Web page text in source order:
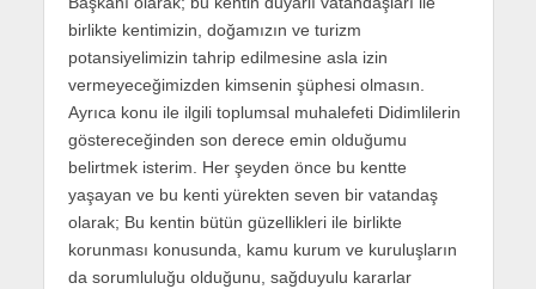
birlikte kentimizin, doğamızın ve turizm
potansiyelimizin tahrip edilmesine asla izin
vermeyeceğimizden kimsenin şüphesi olmasın.
Ayrıca konu ile ilgili toplumsal muhalefeti Didimlilerin
göstereceğinden son derece emin olduğumu
belirtmek isterim. Her şeyden önce bu kentte
yaşayan ve bu kenti yürekten seven bir vatandaş
olarak; Bu kentin bütün güzellikleri ile birlikte
korunması konusunda, kamu kurum ve kuruluşların
da sorumluluğu olduğunu, sağduyulu kararlar